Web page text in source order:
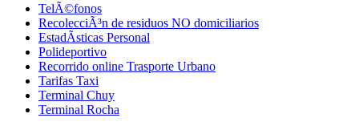
TelÃ©fonos
RecolecciÃ³n de residuos NO domiciliarios
EstadÃ­sticas Personal
Polideportivo
Recorrido online Trasporte Urbano
Tarifas Taxi
Terminal Chuy
Terminal Rocha